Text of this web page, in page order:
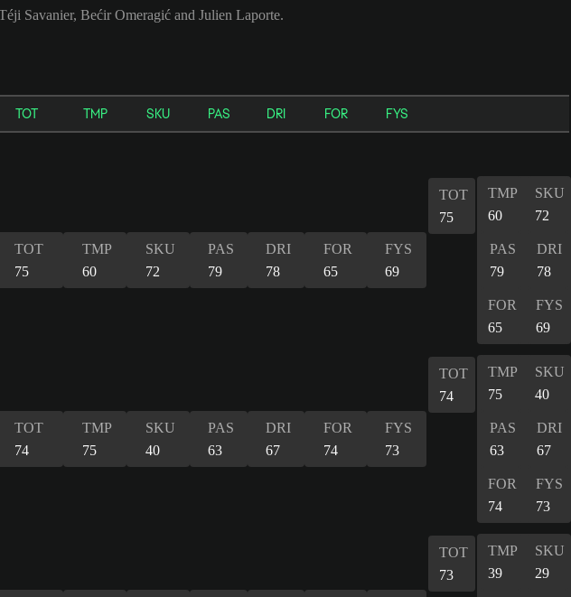
Savanier, Bećir Omeragić and Julien Laporte.
TOT TMP SKU PAS DRI FOR FYS
TOT
75
TMP
60
SKU
72
PAS
79
DRI
78
FOR
65
FYS
69
TOT
75
TMP
60
SKU
72
PAS
79
DRI
78
FOR
65
FYS
69
TOT
74
TMP
75
SKU
40
PAS
63
DRI
67
FOR
74
FYS
73
TOT
74
TMP
75
SKU
40
PAS
63
DRI
67
FOR
74
FYS
73
TOT
73
TMP
39
SKU
29